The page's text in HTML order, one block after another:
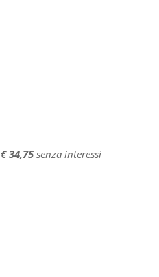
€ 34,75senza interessi